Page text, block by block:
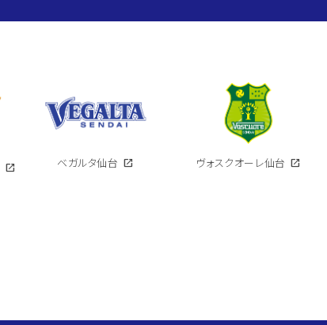
open_in_new ベガルタ仙台 open_in_new ヴォスクオーレ仙台 open_in_new